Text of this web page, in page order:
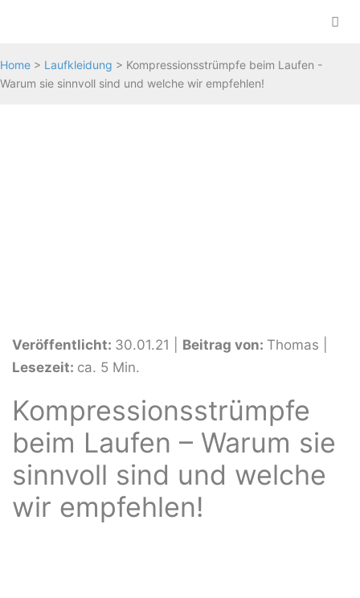
Home > Laufkleidung > Kompressionsstrümpfe beim Laufen -
Warum sie sinnvoll sind und welche wir empfehlen!
Veröffentlicht: 30.01.21 Beitrag von: Thomas
Lesezeit: ca. 5 Min.
Kompressionsstrümpfe
beim Laufen – Warum sie
sinnvoll sind und welche
wir empfehlen!